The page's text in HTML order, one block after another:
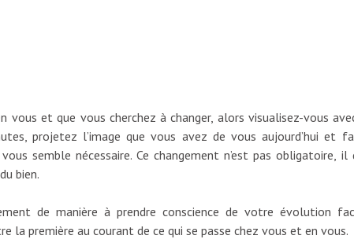
vous et que vous cherchez à changer, alors visualisez-vous
projetez l’image que vous avez de vous aujourd’hui et
semble nécessaire. Ce changement n’est pas obligatoire, il
bien.
de manière à prendre conscience de votre évolution
la première au courant de ce qui se passe chez vous et en vous.